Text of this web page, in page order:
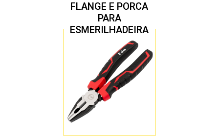
FLANGE E PORCA
PARA
ESMERILHADEIRA
4.1/2″ 20,00 MM